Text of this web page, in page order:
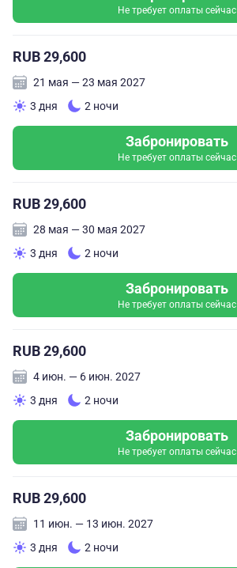
Не требует оплаты сейчас
RUB 29,600
21 мая — 23 мая 2027
3 дня
2 ночи
Забронировать
Не требует оплаты сейчас
RUB 29,600
28 мая — 30 мая 2027
3 дня
2 ночи
Забронировать
Не требует оплаты сейчас
RUB 29,600
4 июн. — 6 июн. 2027
3 дня
2 ночи
Забронировать
Не требует оплаты сейчас
RUB 29,600
11 июн. — 13 июн. 2027
3 дня
2 ночи